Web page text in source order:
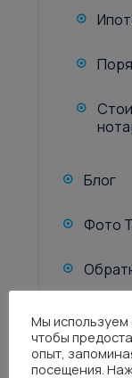
Блог
Фото
Мы
чтобы
опыт,
посещения.